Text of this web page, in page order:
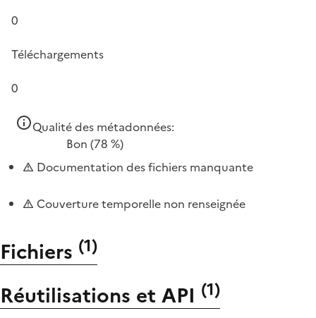
0
Téléchargements
0
Qualité des métadonnées:
Bon (78 %)
Documentation des fichiers manquante
Couverture temporelle non renseignée
Fichiers (1)
Réutilisations et API (1)